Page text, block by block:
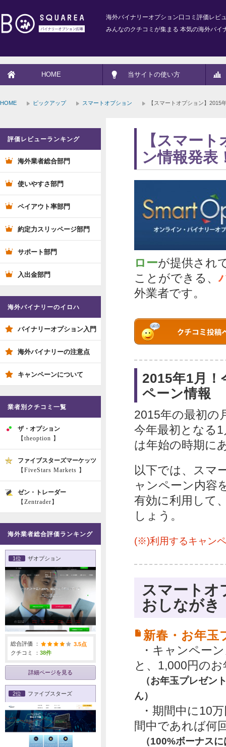
海外バイナリーオプション口コミ評価レビ
みんなのクチコミが集まる 本気の海外バ
HOME 当サイトの使い方
HOME ピックアップ スマートオプション 【スマートオプション】2015
【スマー
ン情報発表
ローが提供され
ことができる、
外業者です。
2015年1月
ペーン情報
2015年の最初の
今年最初となる
は年始の時期に
以下では、スマ
ャンペーン内容
有効に利用して
しょう。
(※)利用するキャン
スマートオ
おしながき
新春・お年玉
・キャンペー
と、1,000円の
（お年玉プレゼン
ん）
・期間中に10
間中であれば何
（100%ボーナス
評価レビューランキング
海外業者総合部門
使いやすさ部門
ペイアウト率部門
約定力スリッページ部門
サポート部門
入出金部門
海外バイナリーのイロハ
バイナリーオプション入門
海外バイナリーの注意点
キャンペーンについて
業者別クチコミ一覧
ザ・オプション
【theoption 】
ファイブスターズマーケッツ
【FiveStars Markets 】
ゼン・トレーダー
【Zentrader】
海外業者総合評価ランキング
1位 ザオプション
総合評価 ：
3.5点
クチコミ ： 38件
詳細ページを見る
2位 ファイブスターズ